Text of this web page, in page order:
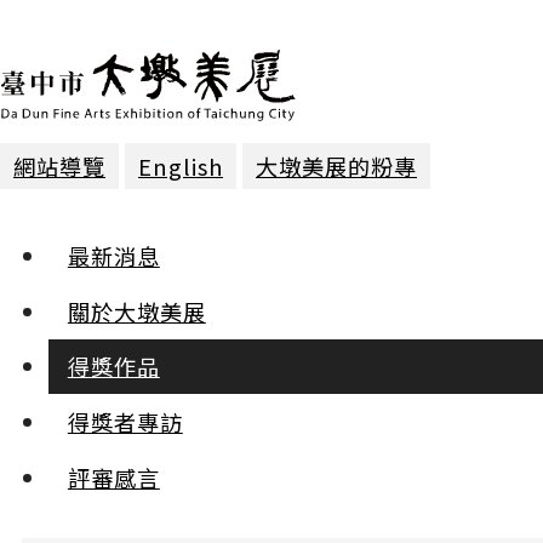
網站導覽 English 大墩美展的粉專
最新消息
關於大墩美展
得獎作品
得獎者專訪
評審感言
篆刻 | 第二名
老‧殘游記 羅應良